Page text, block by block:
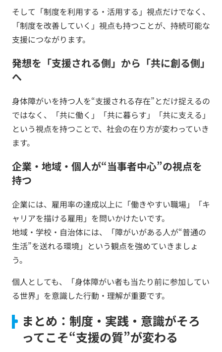
そして「制度を利用する・活用する」視点だけでなく、
「制度を改善していく」視点も持つことが、持続可能な
支援につながります。
発想を「支援される側」から「共に創る側」
へ
身体障がいを持つ人を“支援される存在”とだけ捉えるの
ではなく、「共に働く」「共に暮らす」「共に支える」
という視点を持つことで、社会の在り方が変わっていき
ます。
企業・地域・個人が“当事者中心”の視点を
持つ
企業には、雇用率の達成以上に「働きやすい職場」「キ
ャリアを描ける雇用」を問いかけたいです。
地域・学校・自治体には、「障がいがある人が“普通の
生活”を送れる環境」という観点を強めていきましょ
う。
個人としても、「身体障がい者も当たり前に参加してい
る世界」を意識した行動・理解が重要です。
まとめ：制度・実践・意識がそろ
ってこそ“支援の質”が変わる